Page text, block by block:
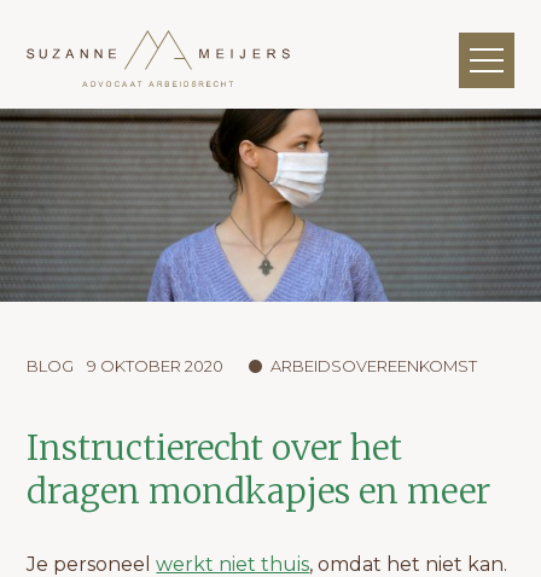
BLOG 9 OKTOBER 2020 ARBEIDSOVEREENKOMST
Instructierecht over het
dragen mondkapjes en meer
Je personeelwerkt niet thuis, omdat het niet kan.